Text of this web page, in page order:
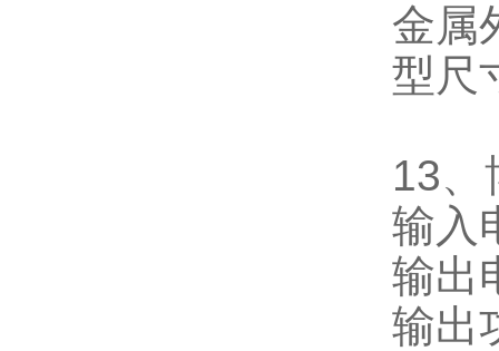
金属
型尺
13、
输入
输出
输出